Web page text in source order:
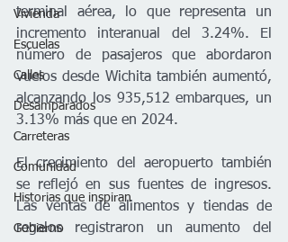
Vivienda
Escuelas
Calles
Desamparados
Carreteras
Comunidad
Historias que inspiran
Gobierno
terminal aérea, lo que representa un
incremento interanual del 3.24%. El
número de pasajeros que abordaron
vuelos desde Wichita también aumentó,
alcanzando los 935,512 embarques, un
3.13% más que en 2024.
El crecimiento del aeropuerto también
se reflejó en sus fuentes de ingresos.
Las ventas de alimentos y tiendas de
regalos registraron un aumento del